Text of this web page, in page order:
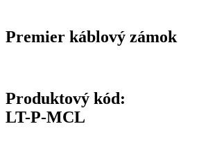
Premier káblový zámok
Produktový kód:
LT-P-MCL